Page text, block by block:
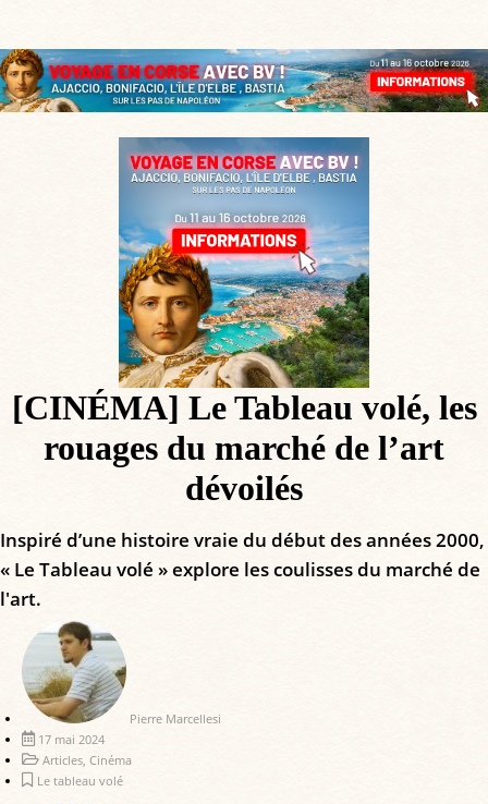
[CINÉMA] Le Tableau volé, les
rouages du marché de l’art
dévoilés
Inspiré d’une histoire vraie du début des années 2000,
« Le Tableau volé » explore les coulisses du marché de
l'art.
Pierre Marcellesi
17 mai 2024
Articles, Cinéma
Le tableau volé